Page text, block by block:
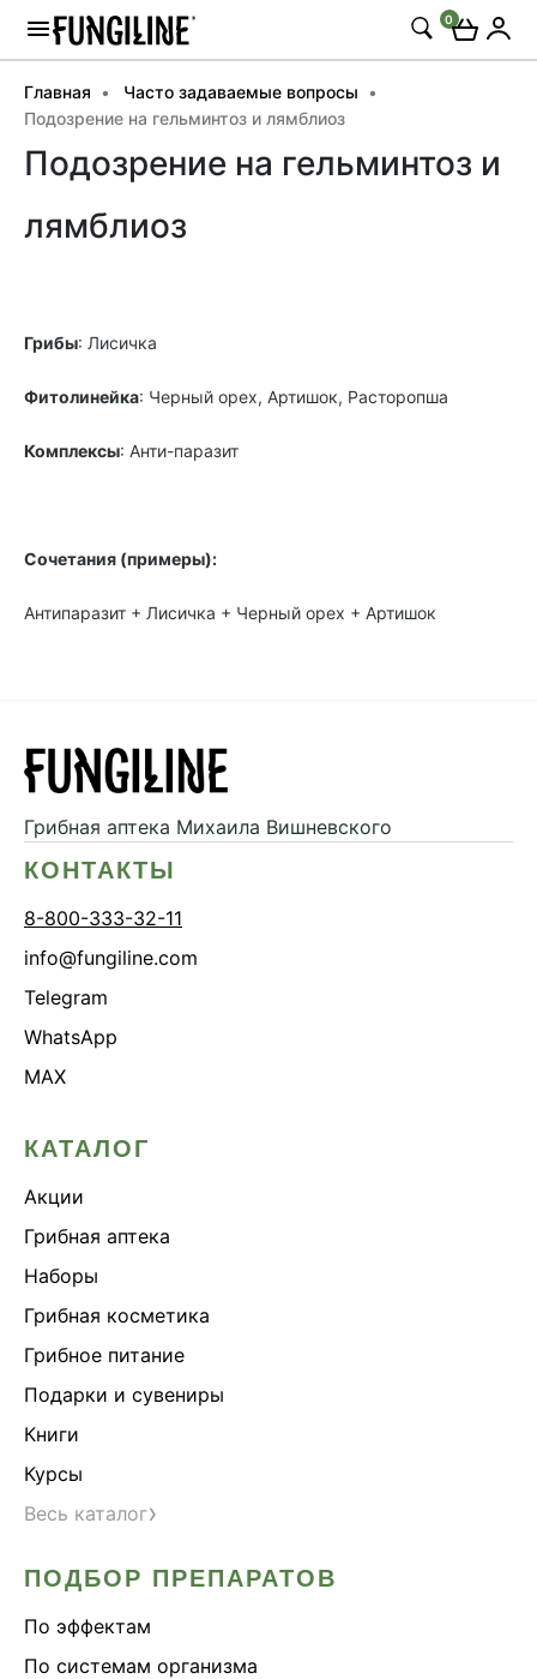
0
Главная
Часто задаваемые вопросы
Подозрение на гельминтоз и лямблиоз
Подозрение на гельминтоз и
лямблиоз
Грибы: Лисичка
Фитолинейка: Черный орех, Артишок, Расторопша
Комплексы: Анти-паразит
Сочетания (примеры):
Антипаразит + Лисичка + Черный орех + Артишок
Грибная аптека Михаила Вишневского
КОНТАКТЫ
8-800-333-32-11
info@fungiline.com
Telegram
WhatsApp
MAX
КАТАЛОГ
Акции
Грибная аптека
Наборы
Грибная косметика
Грибное питание
Подарки и сувениры
Книги
Курсы
Весь каталог›
ПОДБОР ПРЕПАРАТОВ
По эффектам
По системам организма